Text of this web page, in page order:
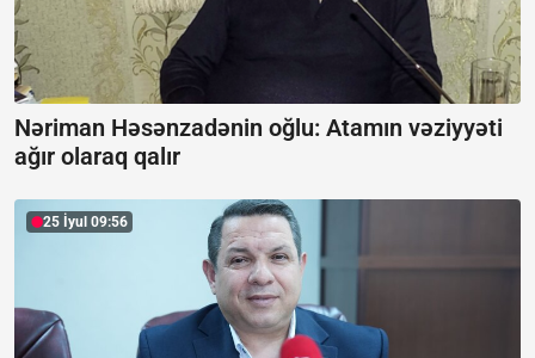
Nəriman Həsənzadənin oğlu: Atamın vəziyyəti
ağır olaraq qalır
25 İyul 09:56